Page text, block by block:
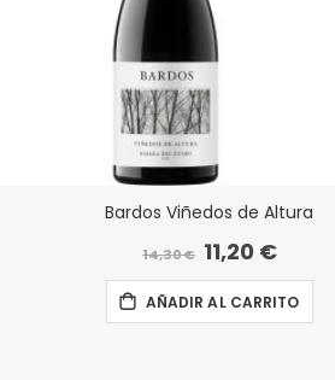
Bardos Viñedos de Altura
14,30 € Precio
especial
11,20 €
AÑADIR AL CARRITO